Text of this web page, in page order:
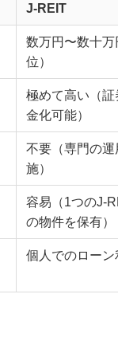
J-REIT
数万円〜数十
位）
極めて高い（
金化可能）
不要（専門の
施）
容易（1つのJ-
の物件を保有）
個人でのロー